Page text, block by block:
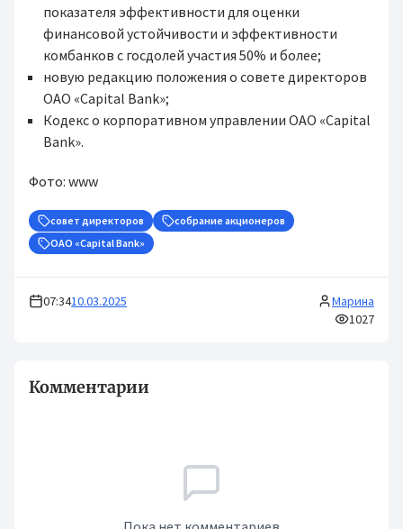
показателя эффективности для оценки
финансовой устойчивости и эффективности
комбанков с госдолей участия 50% и более;
новую редакцию положения о совете директоров
ОАО «Capital Bank»;
Кодекс о корпоративном управлении ОАО «Capital
Bank».
Фото: www
совет директоров
собрание акционеров
ОАО «Capital Bank»
07:3410.03.2025
Марина
1027
Комментарии